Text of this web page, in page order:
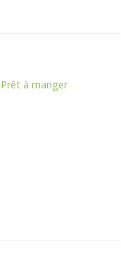
Prêt à manger